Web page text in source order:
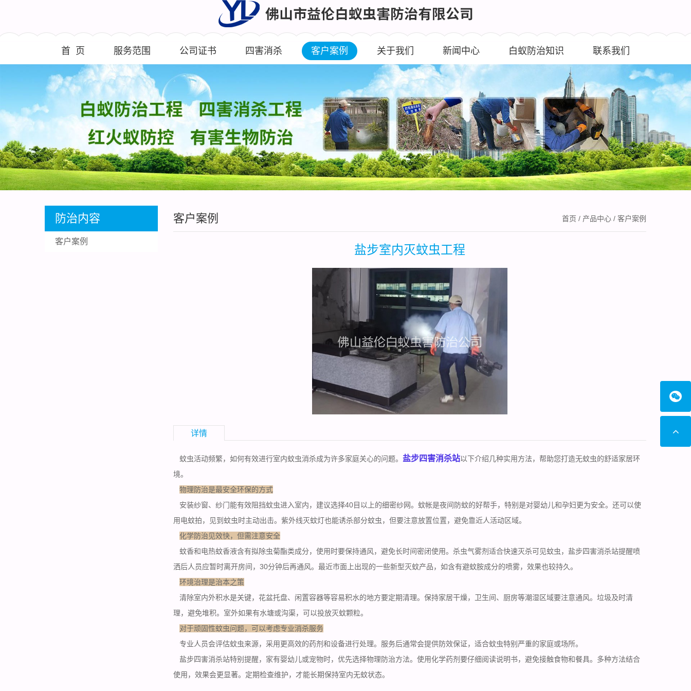
首 页 服务范围 公司证书 四害消杀 客户案例 关于我们 新闻中心 白蚁防治知识 联系我们
防治内容
客户案例
客户案例 首页 / 产品中心 / 客户案例
盐步室内灭蚊虫工程
详情
蚊虫活动频繁，如何有效进行室内蚊虫消杀成为许多家庭关心的问题。 盐步四害消杀站以下介绍几种实用方法，帮助您打造无蚊虫的舒适家居环
境。
物理防治是最安全环保的方式
安装纱窗、纱门能有效阻挡蚊虫进入室内，建议选择40目以上的细密纱网。蚊帐是夜间防蚊的好帮手，特别是对婴幼儿和孕妇更为安全。还可以使
用电蚊拍，
见到蚊虫时主动出击。紫外线灭蚊灯也能诱杀部分蚊虫，但要注意放置位置，避免靠近人活动区域。
化学防治见效快，但需注意安全
蚊香和电热蚊香液含有拟除虫菊酯类成分，使用时要保持通风，避免长时间密闭使用。杀虫气雾剂适合快速灭杀可见蚊虫，盐步四害消杀站提醒喷
洒后人员应暂时离开房间，30分钟后再通风。最近市面上出现的一些新型灭蚊产品，如含有避蚊胺成分的喷雾，效果也较持久。
环境治理是治本之策
清除室内外积水是关键，花盆托盘、闲置容器等容易积水的地方要定期清理。保持家居干燥，卫生间、厨房等潮湿区域要注意通风。垃圾及时清
理，避免堆积。室外如果有水塘或沟渠，可以投放灭蚊颗粒。
对于顽固性蚊虫问题，可以考虑专业消杀服务
专业人员会评估蚊虫来源，采用更高效的药剂和设备进行处理。服务后通常会提供防效保证，适合蚊虫特别严重的家庭或场所。
盐步四害消杀站特别提醒，家有婴幼儿或宠物时，优先选择物理防治方法。使用化学药剂要仔细阅读说明书，避免接触食物和餐具。多种方法结合
使用 ，效果会更显著。定期检查维护，才能长期保持室内无蚊状态。